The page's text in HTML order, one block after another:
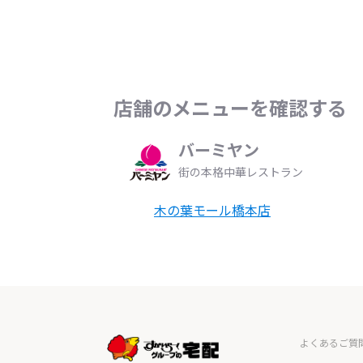
店舗のメニューを確認する
バーミヤン
街の本格中華レストラン
木の葉モール橋本店
よくあるご質